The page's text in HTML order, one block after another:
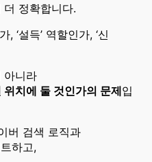
정확합니다.
, ‘설득’ 역할인가, ‘신
아니라
치에 둘 것인가의 문제입
버 검색 로직과
하고,